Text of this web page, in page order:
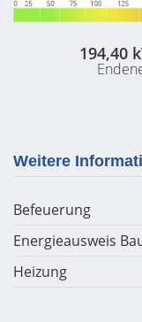
194,40
Weitere
Befeuerung
Energieausweis
Heizung